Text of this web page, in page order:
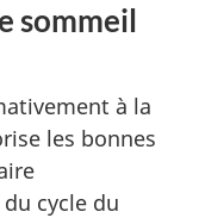
sommeil
à la
les bonnes
cycle du